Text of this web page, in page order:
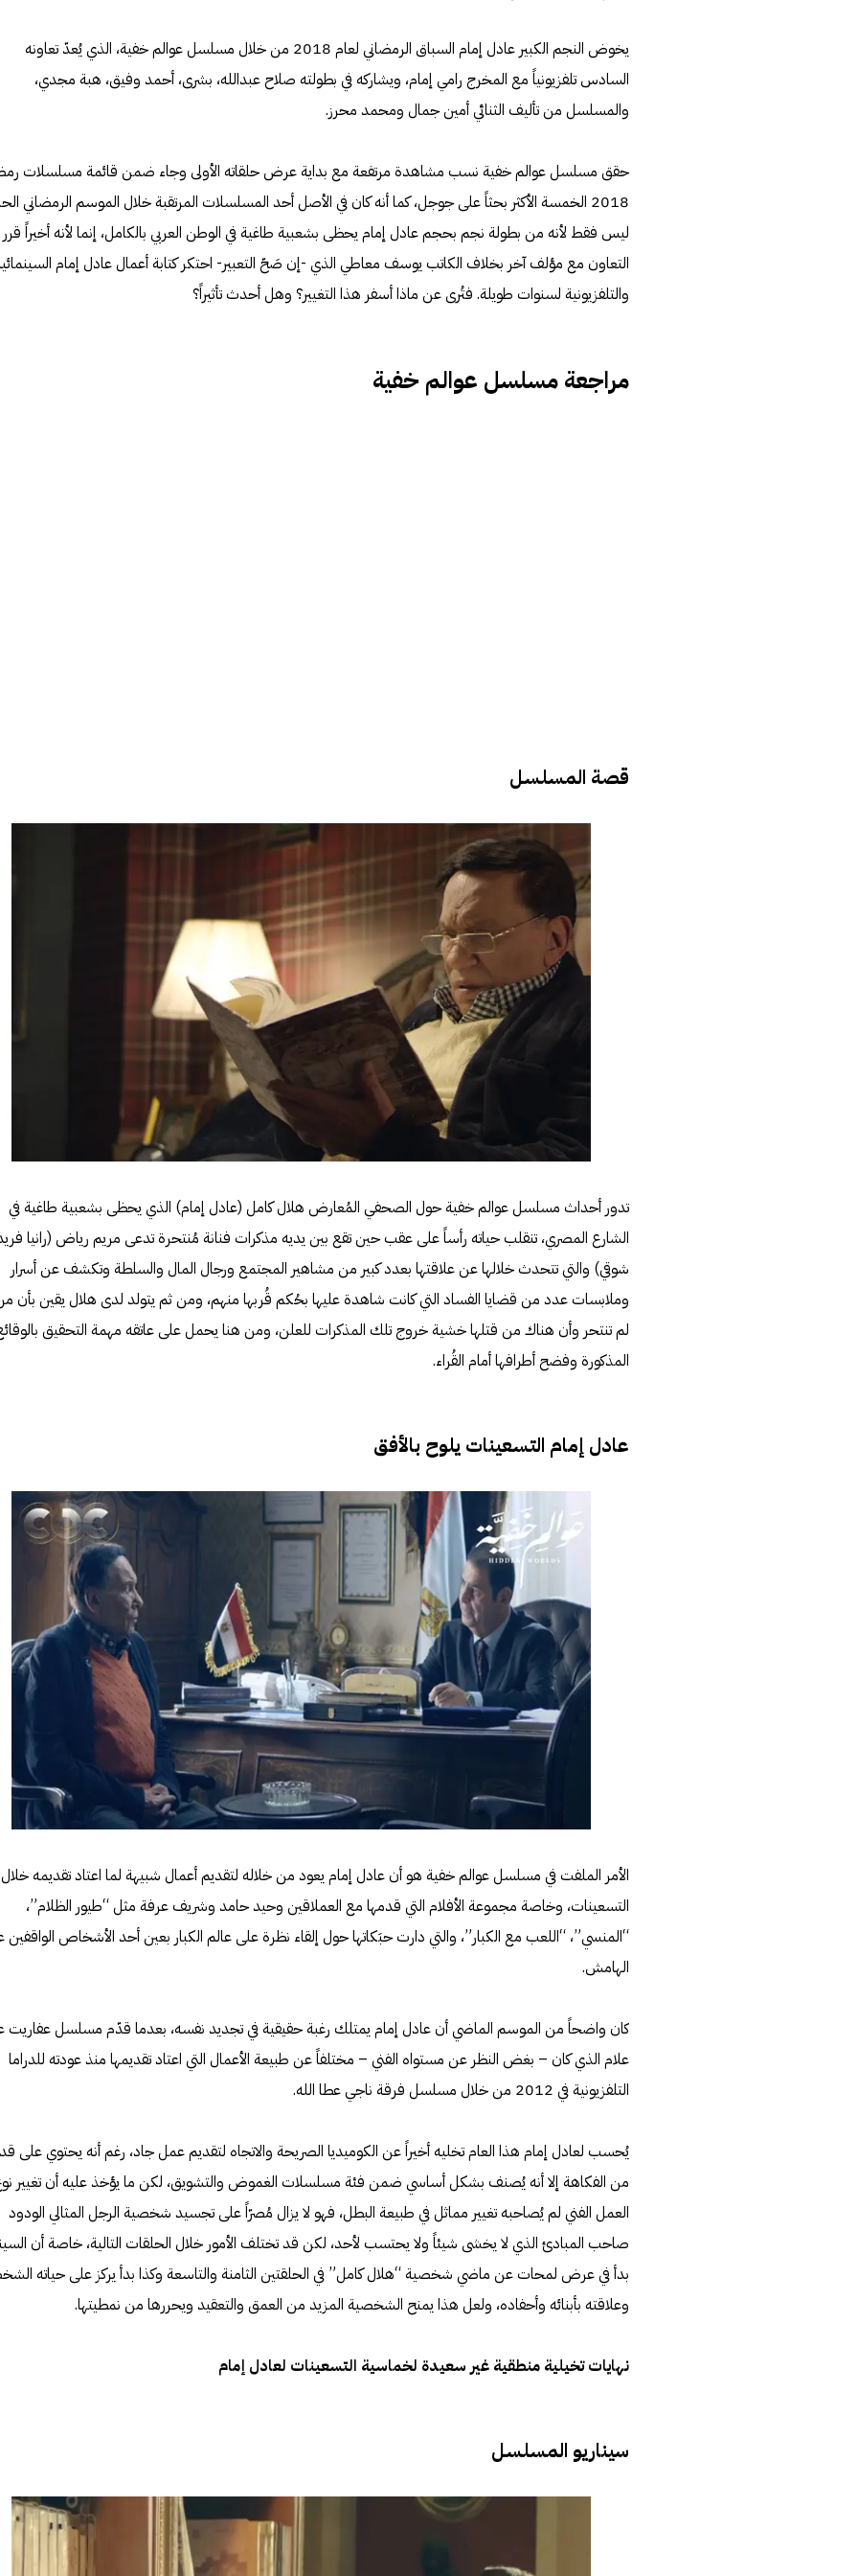
يخوض النجم الكبير عادل إمام السباق الرمضاني لعام 2018 من خلال مسلسل عوالم خفية، الذي يُعدّ تعاونه
السادس تلفزيونياً مع المخرج رامي إمام، ويشاركه في بطولته صلاح عبدالله، بشرى، أحمد وفيق، هبة مجدي،
والمسلسل من تأليف الثنائي أمين جمال ومحمد محرز.
حقق مسلسل عوالم خفية نسب مشاهدة مرتفعة مع بداية عرض حلقاته الأولى وجاء ضمن قائمة مسلسلات
2018 الخمسة الأكثر بحثاً على جوجل، كما أنه كان في الأصل أحد المسلسلات المرتقبة خلال الموسم الرمضاني
ليس فقط لأنه من بطولة نجم بحجم عادل إمام يحظى بشعبية طاغية في الوطن العربي بالكامل، إنما لأنه أخيراً قرر
التعاون مع مؤلف آخر بخلاف الكاتب يوسف معاطي الذي -إن صَحّ التعبير- احتكر كتابة أعمال عادل إمام
والتلفزيونية لسنوات طويلة. فتُرى عن ماذا أسفر هذا التغيير؟ وهل أحدث تأثيراً؟
مراجعة مسلسل عوالم خفية
قصة المسلسل
تدور أحداث مسلسل عوالم خفية حول الصحفي المُعارض هلال كامل (عادل إمام) الذي يحظى بشعبية طاغية في
الشارع المصري، تنقلب حياته رأساً على عقب حين تقع بين يديه مذكرات فنانة مُنتحرة تدعى مريم رياض (رانيا
شوقي) والتي تتحدث خلالها عن علاقتها بعدد كبير من مشاهير المجتمع ورجال المال والسلطة وتكشف عن أسرار
وملابسات عدد من قضايا الفساد التي كانت شاهدة عليها بحُكم قُربها منهم، ومن ثم يتولد لدى هلال يقين بأن
لم تنتحر وأن هناك من قتلها خشية خروج تلك المذكرات للعلن، ومن هنا يحمل على عاتقه مهمة التحقيق
المذكورة وفضح أطرافها أمام القُراء.
عادل إمام التسعينات يلوح بالأفق
الأمر الملفت في مسلسل عوالم خفية هو أن عادل إمام يعود من خلاله لتقديم أعمال شبيهة لما اعتاد تقديمه
التسعينات، وخاصة مجموعة الأفلام التي قدمها مع العملاقين وحيد حامد وشريف عرفة مثل “طيور الظلام”،
“المنسي”، “اللعب مع الكبار”، والتي دارت حبَكاتها حول إلقاء نظرة على عالم الكبار بعين أحد الأشخاص الواقفين
الهامش.
كان واضحاً من الموسم الماضي أن عادل إمام يمتلك رغبة حقيقية في تجديد نفسه، بعدما قدّم مسلسل عفاريت
علام الذي كان – بغض النظر عن مستواه الفني – مختلفاً عن طبيعة الأعمال التي اعتاد تقديمها منذ عودته للدراما
التلفزيونية في 2012 من خلال مسلسل فرقة ناجي عطا الله.
يُحسب لعادل إمام هذا العام تخليه أخيراً عن الكوميديا الصريحة والاتجاه لتقديم عمل جاد، رغم أنه يحتوي على
من الفكاهة إلا أنه يُصنف بشكل أساسي ضمن فئة مسلسلات الغموض والتشويق، لكن ما يؤخذ عليه أن تغيير
العمل الفني لم يُصاحبه تغيير مماثل في طبيعة البطل، فهو لا يزال مُصرّاً على تجسيد شخصية الرجل المثالي الودود
صاحب المبادئ الذي لا يخشى شيئاً ولا يحتسب لأحد، لكن قد تختلف الأمور خلال الحلقات التالية، خاصة أن
بدأ في عرض لمحات عن ماضي شخصية “هلال كامل” في الحلقتين الثامنة والتاسعة وكذا بدأ يركز على حياته
وعلاقته بأبنائه وأحفاده، ولعل هذا يمنح الشخصية المزيد من العمق والتعقيد ويحررها من نمطيتها.
نهايات تخيلية منطقية غير سعيدة لخماسية التسعينات لعادل إمام
سيناريو المسلسل